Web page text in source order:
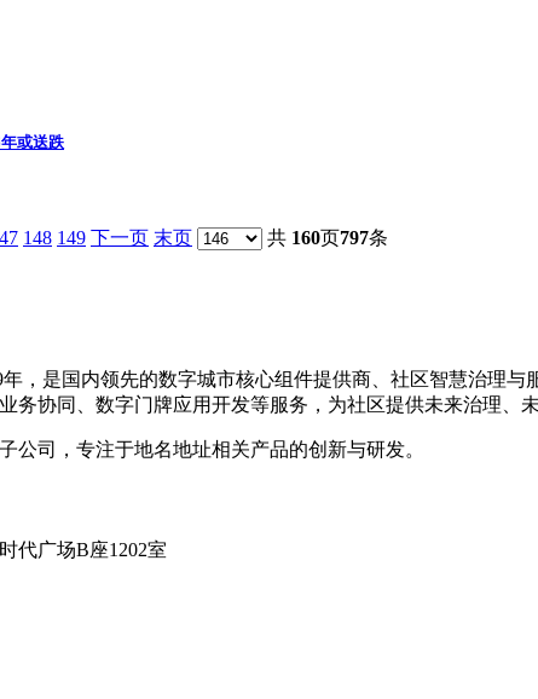
或送跌
148 149 下一页 末页 共 160页797条
，是国内领先的数字城市核心组件提供商、社区智慧治理
务协同、数字门牌应用开发等服务，为社区提供未来治理、
公司，专注于地名地址相关产品的创新与研发。
代广场B座1202室